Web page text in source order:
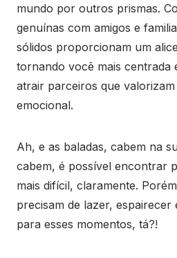
mundo por outros prismas.
genuínas com amigos e
sólidos proporcionam um
tornando você mais centrada
atrair parceiros que
emocional.
Ah, e as baladas, cabem na
cabem, é possível encontrar
mais difícil, claramente.
precisam de lazer,
para esses momentos, tá?!